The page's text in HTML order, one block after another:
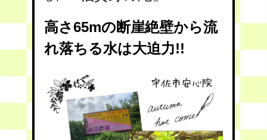
高さ65mの断崖絶壁から流
れ落ちる水は大迫力!!